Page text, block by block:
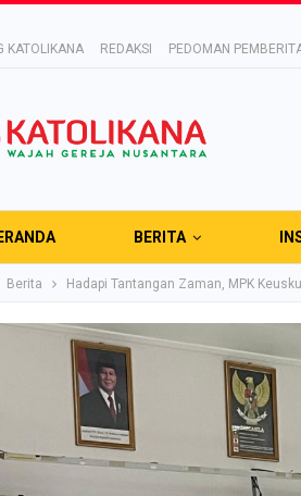
KATOLIKANA
REDAKSI PEDOMAN
BERITA
Berita Hadapi Tantangan Zaman, MPK